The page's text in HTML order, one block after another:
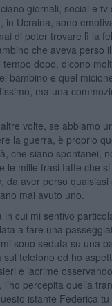
giornali, social e tv
in Ucraina, sono
di poter trovare lì la
che aveva perso
dopo, dicono
bambino e quel
ma una
volte, se abbiamo
la guerra, è proprio
che siano spontanei,
le mille frasi fatte che si
da aver perso qualsiasi
mai avuto uno.
in cui mi sentivo
a fare una
sono seduta su una
telefono ed ho
e lacrime
l’ho percepita quella
istante Federica tu